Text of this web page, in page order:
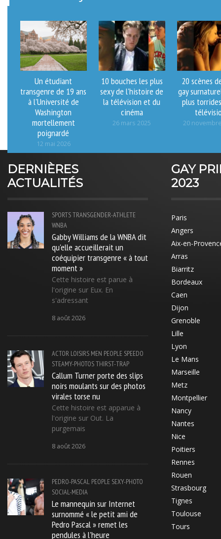
Un étudiant
transgenre de 19 ans
à l'Université de
Washington
mortellement
poignardé
12 mai 2026
10 bouches les plus
sexy de l'histoire de
la télévision et du
cinéma
26 mars 2025
20 scènes
gay
plus
20
DERNIÈRES
ACTUALITÉS
SPORTSTRANSGENDER-ATHLETE
WNBA
Gabby Williams de la WNBA dit
qu'elle accueillerait un
coéquipier transgenre « à tout
moment »
Cette histoire est parue à
l'origine sur Eux. En
s'adressant
8 août 2026
ACTOR LOISIRS MEN PEOPLE SPEEDO
STEAMY-PHOTOSTHIRST-TRAP
Callum Turner porte des slips
noirs moulants sur des photos
virales torse nu
Cette histoire est apparue à
l'origine sur Out. La
purgemais
8 août 2026
PEDRO-PASCAL PEOPLE SEXY-PHOTO
SOCIAL-MEDIA
Le mannequin sur Internet
surnommé « le petit ami de
Pedro Pascal » remet les
pendules à l'heure
GAY
2023
Paris
Angers
Aix-en-
Arras
Biarritz
Bordeaux
Caen
Dijon
Grenoble
Lille
Lyon
Le Mans
Marseille
Metz
Montpellier
Nancy
Nantes
Nice
Poitiers
Rennes
Rouen
Strasbourg
Tignes
Toulouse
Tours